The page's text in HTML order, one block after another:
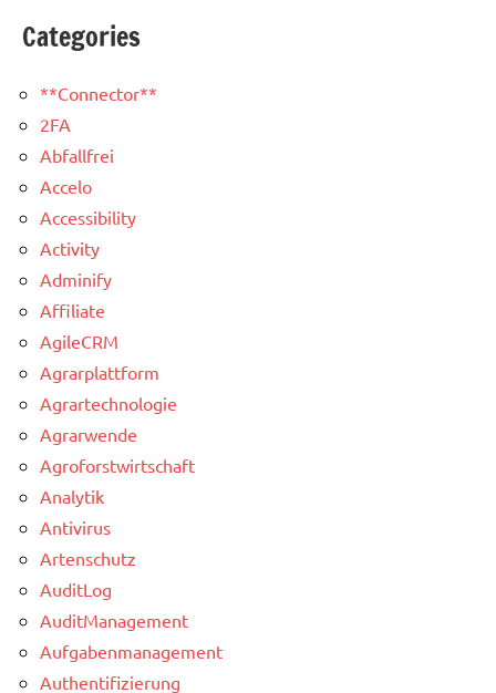
Categories
**Connector**
2FA
Abfallfrei
Accelo
Accessibility
Activity
Adminify
Affiliate
AgileCRM
Agrarplattform
Agrartechnologie
Agrarwende
Agroforstwirtschaft
Analytik
Antivirus
Artenschutz
AuditLog
AuditManagement
Aufgabenmanagement
Authentifizierung